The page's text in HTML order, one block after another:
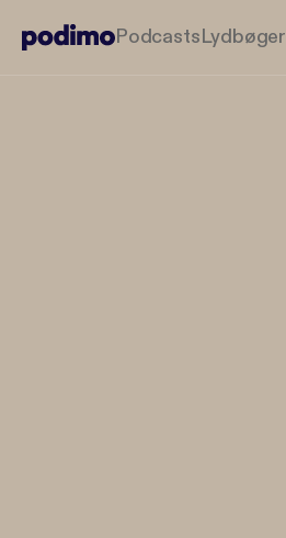
PodcastsLydbøger